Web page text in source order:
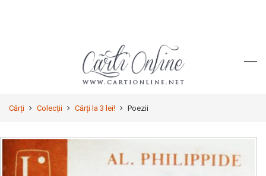
Cărți Colecții Cărți la 3 lei! Poezii